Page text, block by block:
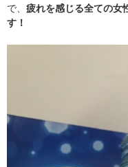
で、 疲れを感じる全ての女
す！